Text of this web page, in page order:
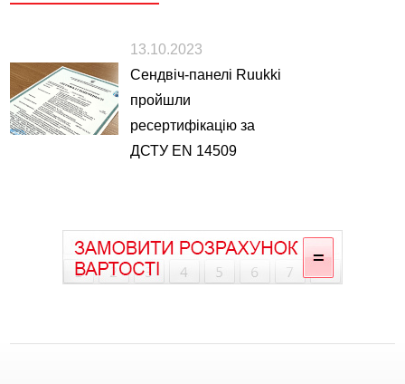
13.10.2023
Сендвіч-панелі Ruukki
пройшли
ресертифікацію за
ДСТУ EN 14509